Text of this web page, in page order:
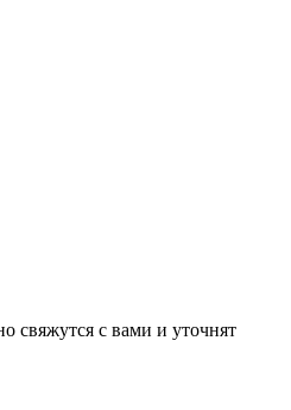
свяжутся с вами и уточнят